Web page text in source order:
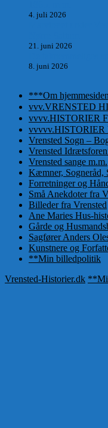
4. juli 2026
21. juni 2026
8. juni 2026
***Om hjemmesiden
vvv.VRENSTED
vvvv.HISTORIER
Vrensted Sogn –
Vrensted
Vrensted sange m.m.
Kæmner, Sogneråd,
Forretninger og
Små Anekdoter fra
Billeder fra Vrensted
Ane Maries Hus-
Gårde og
Sagfører Anders
Kunstnere og
**Min billedpolitik
Vrensted-Historier.dk